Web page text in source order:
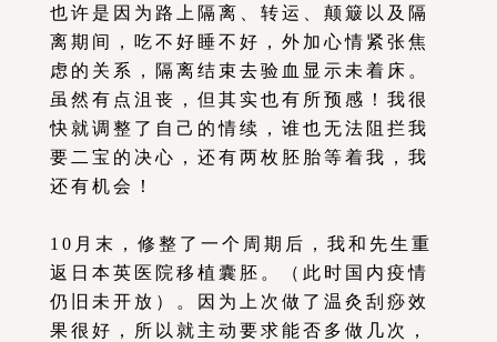
也许是因为路上隔离、转运、颠簸以及隔
离期间，吃不好睡不好，外加心情紧张焦
虑的关系，隔离结束去验血显示未着床。
虽然有点沮丧，但其实也有所预感！我很
快就调整了自己的情续，谁也无法阻拦我
要二宝的决心，还有两枚胚胎等着我，我
还有机会！
10月末，修整了一个周期后，我和先生重
返日本英医院移植囊胚。（此时国内疫情
仍旧未开放）。因为上次做了温灸刮痧效
果很好，所以就主动要求能否多做几次，